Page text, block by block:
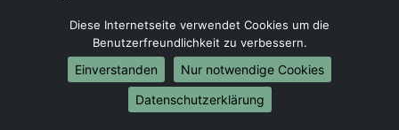
Umzüge-Deutschlandweit
Umzug von Gütersloh nach Berlin
Umzug von Gütersloh nach Hamburg
Umzug von Gütersloh nach München
Diese Internetseite verwendet Cookies um die
Benutzerfreundlichkeit zu verbessern.
Einverstanden
Nur notwendige Cookies
Datenschutzerklärung